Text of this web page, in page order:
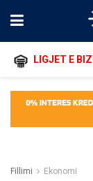
LIGJET E
Fillimi Ekonomi